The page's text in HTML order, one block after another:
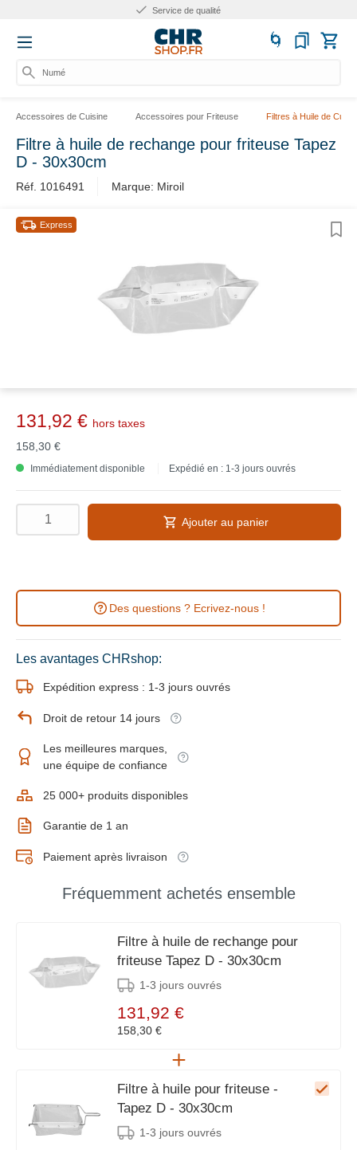
Service de qualité
Numér
Accessoires de Cuisine Accessoires pour Friteuse Filtres à Huile de
Filtre à huile de rechange pour friteuse Tapez
D - 30x30cm
Réf. 1016491 Marque: Miroil
Express
131,92 € hors taxes
158,30 €
Immédiatement disponible Expédié en : 1-3 jours ouvrés
Ajouter au panier
Des questions ? Ecrivez-nous !
Les avantages CHRshop:
Expédition express : 1-3 jours ouvrés
Droit de retour 14 jours
Les meilleures marques,
une équipe de confiance
25 000+ produits disponibles
Garantie de 1 an
Paiement après livraison
Fréquemment achetés ensemble
Filtre à huile de rechange pour
friteuse Tapez D - 30x30cm
1-3 jours ouvrés
131,92 €
158,30 €
Filtre à huile pour friteuse -
Tapez D - 30x30cm
1-3 jours ouvrés